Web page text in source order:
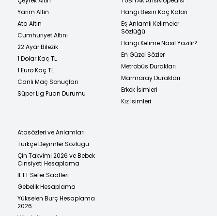
Yarım Altın
Ata Altın
Cumhuriyet Altını
22 Ayar Bilezik
1 Dolar Kaç TL
1 Euro Kaç TL
Canlı Maç Sonuçları
Süper Lig Puan Durumu
Hangi Besin Kaç Kalori
Eş Anlamlı Kelimeler
Sözlüğü
Hangi Kelime Nasıl Yazılır?
En Güzel Sözler
Metrobüs Durakları
Marmaray Durakları
Erkek İsimleri
Kız İsimleri
Atasözleri ve Anlamları
Türkçe Deyimler Sözlüğü
Çin Takvimi 2026 ve Bebek
Cinsiyeti Hesaplama
İETT Sefer Saatleri
Gebelik Hesaplama
Yükselen Burç Hesaplama
2026